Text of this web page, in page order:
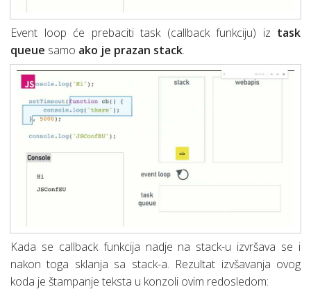
Event loop će prebaciti task (callback funkciju) iz task
queue samo ako je prazan stack.
Kada se callback funkcija nadje na stack-u izvršava se i
nakon toga sklanja sa stack-a. Rezultat izvšavanja ovog
koda je štampanje teksta u konzoli ovim redosledom: